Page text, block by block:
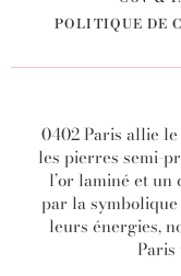
POLITIQUE DE
0402 Paris allie
les pierres semi-
l’or laminé et un
par la
leurs énergies,
Paris